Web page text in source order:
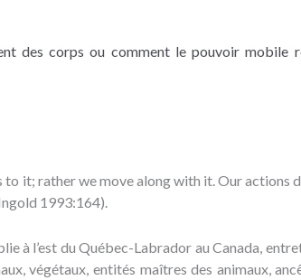
des corps ou comment le pouvoir mobile
it; rather we move along with it. Our actions
1993:164).
à l’est du Québec-Labrador au Canada,
végétaux, entités maîtres des animaux,